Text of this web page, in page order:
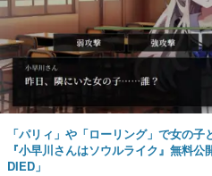
「パリィ」や「ローリング」で女の
『小早川さんはソウルライク』無料
DIED」